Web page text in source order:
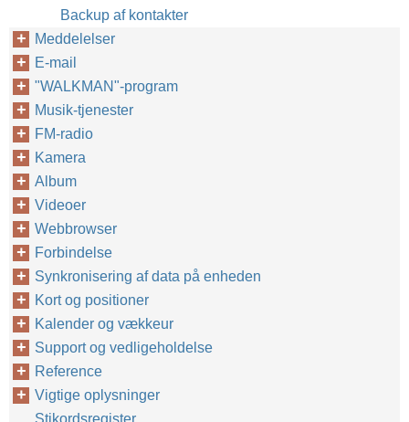
Backup af kontakter
Meddelelser
E-mail
"WALKMAN"-program
Musik-tjenester
FM-radio
Kamera
Album
Videoer
Webbrowser
Forbindelse
Synkronisering af data på enheden
Kort og positioner
Kalender og vækkeur
Support og vedligeholdelse
Reference
Vigtige oplysninger
Stikordsregister